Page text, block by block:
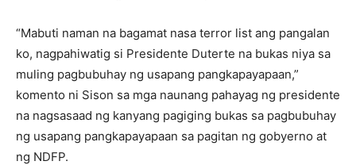
“Mabuti naman na bagamat nasa terror list ang pangalan
ko, nagpahiwatig si Presidente Duterte na bukas niya sa
muling pagbubuhay ng usapang pangkapayapaan,”
komento ni Sison sa mga naunang pahayag ng presidente
na nagsasaad ng kanyang pagiging bukas sa pagbubuhay
ng usapang pangkapayapaan sa pagitan ng gobyerno at
ng NDFP.